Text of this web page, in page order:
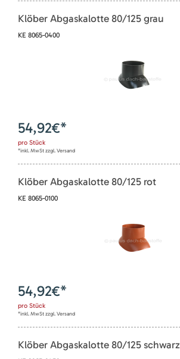
Klöber Abgaskalotte 80/125 grau
KE 8065-0400
54,92€*
pro Stück
*inkl. MwSt zzgl. Versand
Klöber Abgaskalotte 80/125 rot
KE 8065-0100
54,92€*
pro Stück
*inkl. MwSt zzgl. Versand
Klöber Abgaskalotte 80/125 schwarz